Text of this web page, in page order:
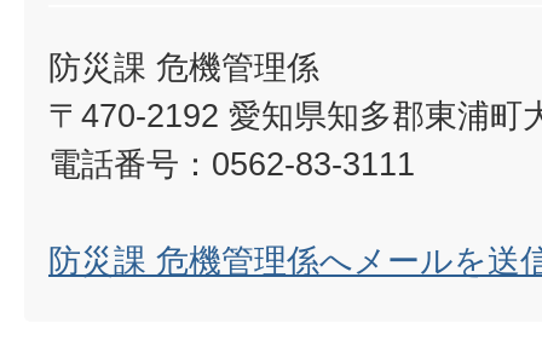
防災課 危機管理係
〒470-2192 愛知県知多郡東浦町
電話番号：0562-83-3111
防災課 危機管理係へメールを送